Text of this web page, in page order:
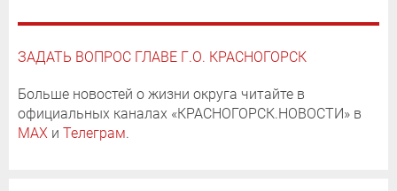
ЗАДАТЬ ВОПРОС ГЛАВЕ Г.О. КРАСНОГОРСК
Больше новостей о жизни округа читайте в
официальных каналах «КРАСНОГОРСК.НОВОСТИ» в
MAX и Телеграм.